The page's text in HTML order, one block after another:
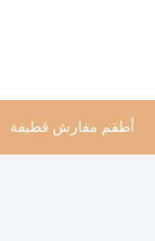
أطقم مفارش قطيفة